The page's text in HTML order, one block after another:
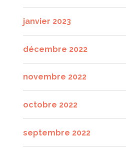
janvier 2023
décembre 2022
novembre 2022
octobre 2022
septembre 2022